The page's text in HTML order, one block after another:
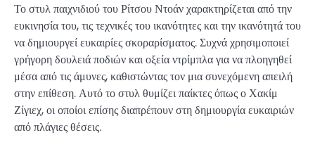
Το στυλ παιχνιδιού του Ρίτσου Ντοάν χαρακτηρίζεται από την
ευκινησία του, τις τεχνικές του ικανότητες και την ικανότητά του
να δημιουργεί ευκαιρίες σκοραρίσματος. Συχνά χρησιμοποιεί
γρήγορη δουλειά ποδιών και οξεία ντρίμπλα για να πλοηγηθεί
μέσα από τις άμυνες, καθιστώντας τον μια συνεχόμενη απειλή
στην επίθεση. Αυτό το στυλ θυμίζει παίκτες όπως ο Χακίμ
Ζίγιεχ, οι οποίοι επίσης διαπρέπουν στη δημιουργία ευκαιριών
από πλάγιες θέσεις.